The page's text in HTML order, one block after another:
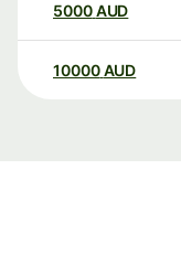
5000AUD
10000 AUD